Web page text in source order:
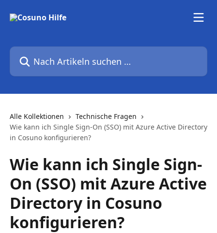
Nach Artikeln suchen …
Alle Kollektionen
Technische Fragen
Wie kann ich Single Sign-On (SSO) mit Azure Active Directory
in Cosuno konfigurieren?
Wie kann ich Single Sign-
On (SSO) mit Azure Active
Directory in Cosuno
konfigurieren?